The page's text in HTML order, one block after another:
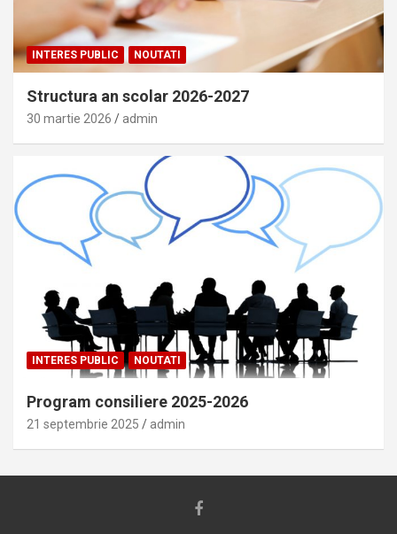
INTERES PUBLIC NOUTATI
Structura an scolar 2026-2027
30 martie 2026 admin
INTERES PUBLIC NOUTATI
Program consiliere 2025-2026
21 septembrie 2025 admin